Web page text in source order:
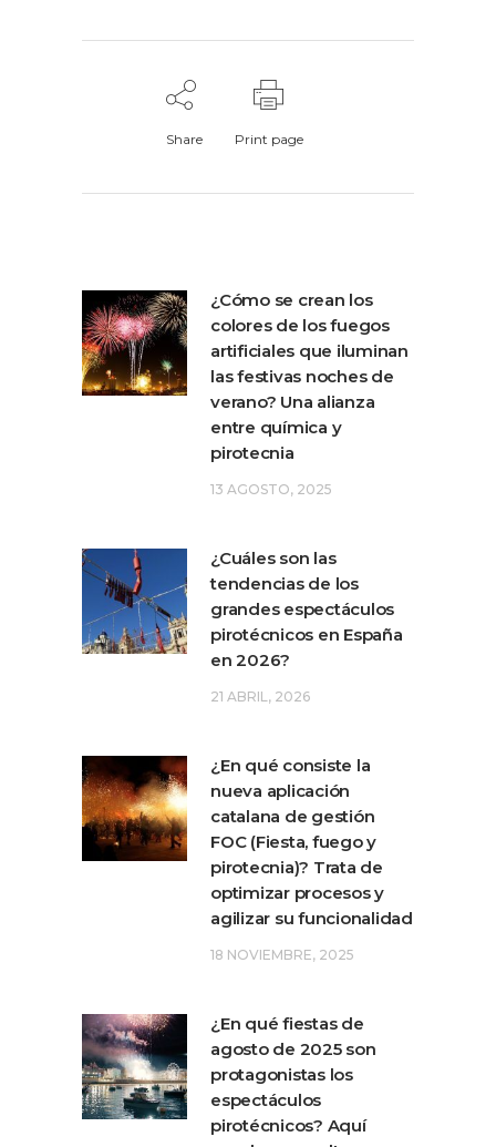
Share Print page
¿Cómo se crean los
colores de los fuegos
artificiales que iluminan
las festivas noches de
verano? Una alianza
entre química y
pirotecnia
13 AGOSTO, 2025
¿Cuáles son las
tendencias de los
grandes espectáculos
pirotécnicos en España
en 2026?
21 ABRIL, 2026
¿En qué consiste la
nueva aplicación
catalana de gestión
FOC (Fiesta, fuego y
pirotecnia)? Trata de
optimizar procesos y
agilizar su funcionalidad
18 NOVIEMBRE, 2025
¿En qué fiestas de
agosto de 2025 son
protagonistas los
espectáculos
pirotécnicos? Aquí